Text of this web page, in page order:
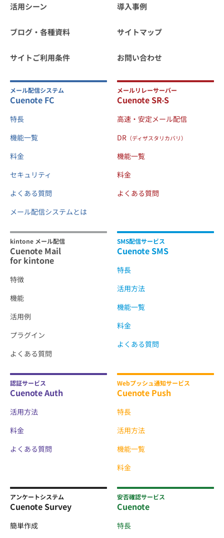
活用シーン 導入事例
ブログ・各種資料 サイトマップ
サイトご利用条件 お問い合わせ
メール配信システム
Cuenote FC
特長
機能一覧
料金
セキュリティ
よくある質問
メール配信システムとは
メールリレーサーバー
Cuenote SR-S
高速・安定メール配信
DR （ディザスタリカバリ）
機能一覧
料金
よくある質問
kintone メール配信
Cuenote Mail
for kintone
特徴
機能
活用例
プラグイン
よくある質問
SMS配信サービス
Cuenote SMS
特長
活用方法
機能一覧
料金
よくある質問
認証サービス
Cuenote Auth
活用方法
料金
よくある質問
Webプッシュ通知サービス
Cuenote Push
特長
活用方法
機能一覧
料金
アンケートシステム
Cuenote Survey
簡単作成
安否確認サービス
Cuenote
特長